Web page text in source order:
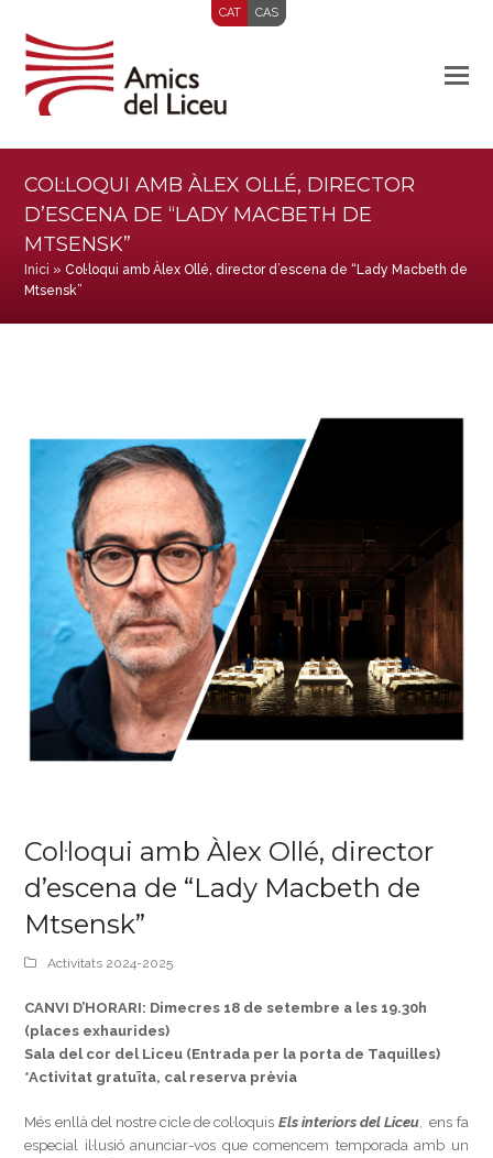
CAT CAS
COL·LOQUI AMB ÀLEX OLLÉ, DIRECTOR
D’ESCENA DE “LADY MACBETH DE
MTSENSK”
Inici »Col·loqui amb Àlex Ollé, director d’escena de “Lady Macbeth de
Mtsensk”
Col·loqui amb Àlex Ollé, director
d’escena de “Lady Macbeth de
Mtsensk”
Activitats 2024-2025
CANVI D’HORARI: Dimecres 18 de setembre a les 19.30h
(places exhaurides)
Sala del cor del Liceu (Entrada per la porta de Taquilles)
*Activitat gratuïta, cal reserva prèvia
Més enllà del nostre cicle de col·loquis Els interiors del Liceu, ens fa
especial il·lusió anunciar-vos que comencem temporada amb un